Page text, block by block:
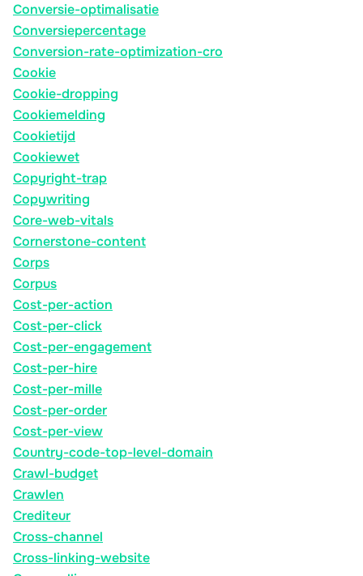
Conversie-optimalisatie
Conversiepercentage
Conversion-rate-optimization-cro
Cookie
Cookie-dropping
Cookiemelding
Cookietijd
Cookiewet
Copyright-trap
Copywriting
Core-web-vitals
Cornerstone-content
Corps
Corpus
Cost-per-action
Cost-per-click
Cost-per-engagement
Cost-per-hire
Cost-per-mille
Cost-per-order
Cost-per-view
Country-code-top-level-domain
Crawl-budget
Crawlen
Crediteur
Cross-channel
Cross-linking-website